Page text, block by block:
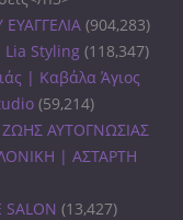
(904,283)
Styling (118,347)
| Καβάλα Άγιος
(59,214)
ΖΩΗΣ ΑΥΤΟΓΝΩΣΙΑΣ
| ΑΣΤΑΡΤΗ
(13,427)